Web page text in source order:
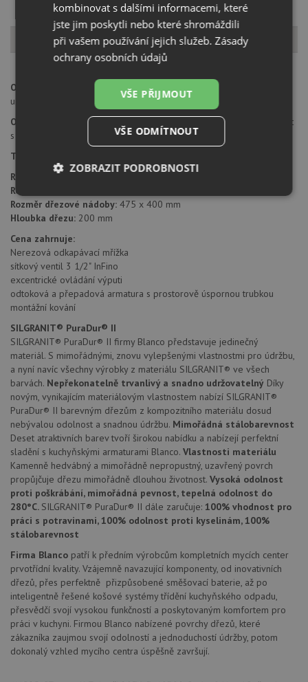
Popis produktu
Otvor pro baterii:
dřez má 2 vyvrtané otvory průměru 35 mm pro
umístění baterie a excentru.
Orientace dřezu:
dřez je libovolně otočný, je možné jej nainstalovat
s odkapem doleva i doprava.
Typ montáže dřezu:
Rozměr skříňky:
Rozměr dřezu:
Rozměr dřezové nádoby: 475 x 400 mm
Hloubka dřezu: 200 mm
Cena zahrnuje:
Nerezová odkapávací mřížka
sítkový ventil 3 1/2" InFino
excentrické ovládání výputi
odtoková a přepadová armatura s prostorově úspornou trubkou
montážní kování
SILGRANIT® PuraDur® II
SILGRANIT® PuraDur® II firmy Blanco představuje jedinečný
materiál. S mimořádnými, znovu vylepšenými vlastnostmi pro údržbu,
a nyní navíc všechny výrobky z materiálu SILGRANIT® ve všech
barvách. Nepřekonatelně trvanlivý a snadno udržovatelný Díky
novým, vynikajícím materiálovým vlastnostem nabízí SILGRANIT®
PuraDur® II barevným dřezům z kompozitního materiálu dosud
nebývalou odolnost a snadnou údržbu. Mimořádná stálobarevnost
Deset atraktivních barev tvoří širokou nabídku a nabízejí perfektní
sladění s kuchyňskými armaturami Blanco. Vlastnosti materiálu
Kamenně hedvábný a mimořádně nepropustný, uzavřený povrch
propůjčuje dřezu mimořádně dlouhou životnost. Vysoká odolnost
proti poškrábání, mimořádná pevnost, tepelná odolnost do
280°C. SILGRANIT® PuraDur® II dále zaručuje: 100% vhodnost pro
práci s potravinami, 100% odolnost proti kyselinám, 100%
stálobarevnost
Firma Blanco patří k předním výrobcům kompletních mycích center
prvotřídní kvality. Vzájemně navazující komponenty, od inovativních
dřezů, přes perfektně přizpůsobené směšovací baterie, až po
inteligentně řešené košové systémy třídění kuchyňského odpadu,
přesvědčí svojí vysokou funkčností a poskytovaným komfortem pro
práci v kuchyni. Firmou Blanco nabízené povrchy dřezů, které
zákazníka zaujmou svojí odolností a jednoduchostí údržby, potom
dokonalý vzhled mycího centra úspěšně završují.
kombinovat s dalšími informacemi, které
jste jim poskytli nebo které shromáždili
při vašem používání jejich služeb.Zásady
ochrany osobních údajů
VŠE PŘIJMOUT
VŠE ODMÍTNOUT
ZOBRAZIT PODROBNOSTI
Nezbytně
nutné
soubory
Výkonové
soubory
Soubory
Funkční soubory
Nezbytně nutné soubory
Výkonové soubory
Soubory cílení
Funkční soubory
Nezařazené soubory
Nezbytně nutné soubory cookie umožňují základní
funkce webových stránek, jako je přihlášení
uživatele a správa účtu. Webové stránky nelze bez
nezbytně nutných souborů cookie správně používat.
Název
Poskytovatel/
Doména
Vyprší Popis
udid .drezy-blanco.cz